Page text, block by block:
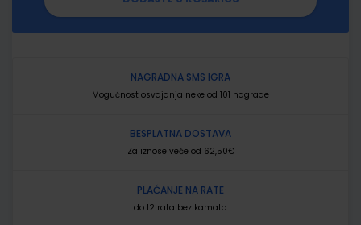
NAGRADNA SMS IGRA
Mogućnost osvajanja neke od 101 nagrade
BESPLATNA DOSTAVA
Za iznose veće od 62,50€
PLAĆANJE NA RATE
do 12 rata bez kamata